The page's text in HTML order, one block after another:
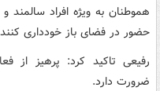
هموطنان به ویژه افراد سالمند
حضور در فضای باز خودداری
رفیعی تاکید کرد: پرهیز از
ضرورت دارد.